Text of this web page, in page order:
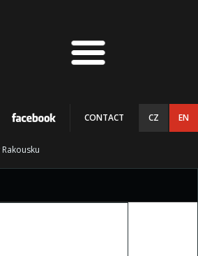
CONTACT CZ EN